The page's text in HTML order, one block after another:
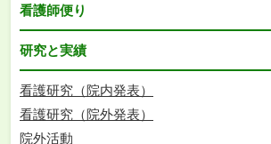
看護師便り
研究と実績
看護研究（院内発表）
看護研究（院外発表）
院外活動